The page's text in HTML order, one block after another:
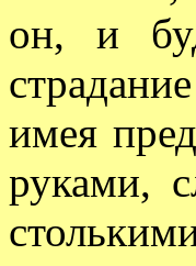
он, и
имея
руками,